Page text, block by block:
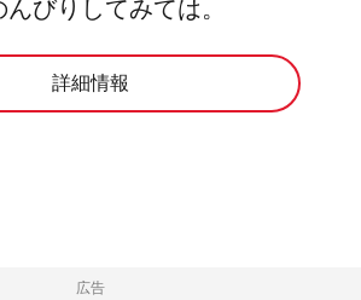
びりしてみては。
詳細情報
広告